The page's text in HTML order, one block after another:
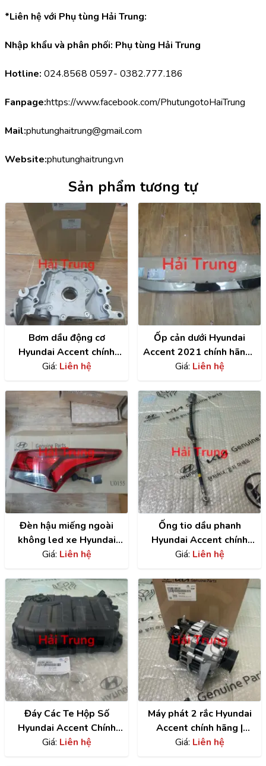
*Liên hệ với Phụ tùng Hải Trung:
Nhập khẩu và phân phối: Phụ tùng Hải Trung
Hotline: 024.8568 0597- 0382.777.186
Fanpage:https://www.facebook.com/PhutungotoHaiTrung
Mail:phutunghaitrung@gmail.com
Website:phutunghaitrung.vn
Sản phẩm tương tự
Bơm dầu động cơ
Hyundai Accent chính
hãng | 2131026802
Giá: Liên hệ
Ốp cản dưới Hyundai
Accent 2021 chính hãng |
86577H6510
Giá: Liên hệ
Đèn hậu miếng ngoài
không led xe Hyundai
Accent | 92402H6000
Giá: Liên hệ
Ống tio dầu phanh
Hyundai Accent chính
hãng | 58732A7000
Giá: Liên hệ
Đáy Các Te Hộp Số
Hyundai Accent Chính
Hãng | 4528026101
Giá: Liên hệ
Máy phát 2 rắc Hyundai
Accent chính hãng |
373002B101
Giá: Liên hệ